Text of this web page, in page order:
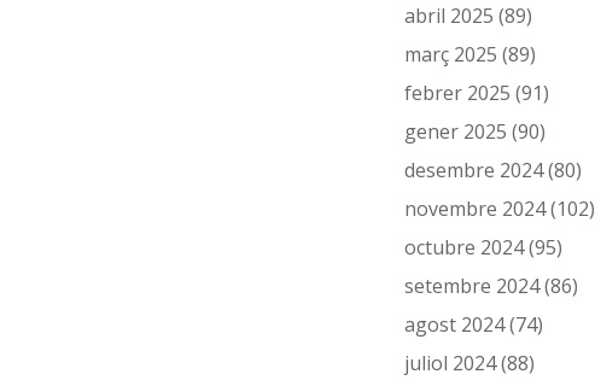
abril 2025 (89)
març 2025 (89)
febrer 2025 (91)
gener 2025 (90)
desembre 2024(80)
novembre 2024(102)
octubre 2024(95)
setembre 2024(86)
agost 2024(74)
juliol 2024(88)